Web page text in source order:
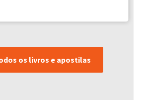
os livros e apostilas